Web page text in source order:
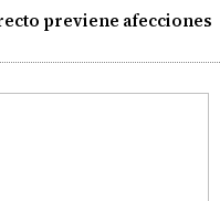
previene afecciones